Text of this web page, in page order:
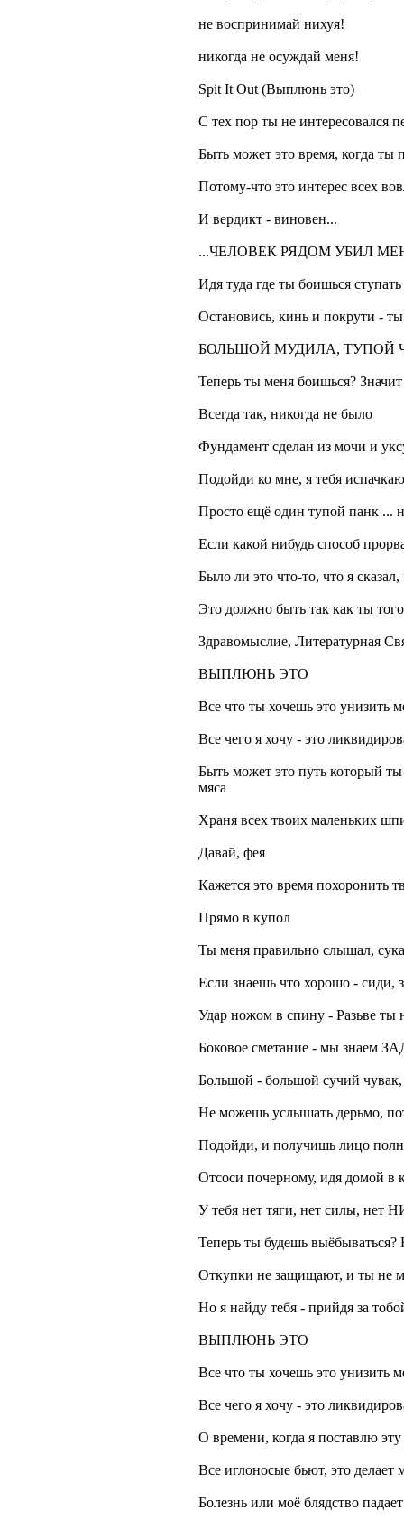
не воспринимай нихуя!
никогда не осуждай меня!
Spit It Out (Выплюнь это)
С тех пор ты не интересовался
Быть может это время, когда ты
Потому-что это интерес всех
И вердикт - виновен...
...ЧЕЛОВЕК РЯДОМ УБИЛ
Идя туда где ты боишься ступать
Остановись, кинь и
БОЛЬШОЙ МУДИЛА, ТУПОЙ
Теперь ты меня боишься?
Всегда так, никогда не было
Фундамент сделан из мочи и
Подойди ко мне, я тебя
Просто ещё один тупой панк ...
Если какой нибудь способ
Было ли это что-то, что я сказал,
Это должно быть так как ты
Здравомыслие, Литературная
ВЫПЛЮНЬ ЭТО
Все что ты хочешь это унизить
Все чего я хочу - это
Быть может это путь который
мяса
Храня всех твоих маленьких
Давай, фея
Кажется это время похоронить
Прямо в купол
Ты меня правильно слышал,
Если знаешь что хорошо - сиди,
Удар ножом в спину - Разьве ты
Боковое сметание - мы
Большой - большой сучий
Не можешь услышать дерьмо,
Подойди, и получишь лицо
Отсоси почерному, идя домой в
У тебя нет тяги, нет силы,
Теперь ты будешь выёбываться?
Откупки не защищают, и ты не
Но я найду тебя - прийдя за
ВЫПЛЮНЬ ЭТО
Все что ты хочешь это унизить
Все чего я хочу - это
О времени, когда я поставлю
Все иглоносые бьют, это делает
Болезнь или моё блядство